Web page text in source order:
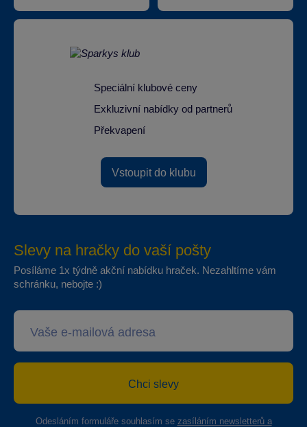
Speciální klubové ceny
Exkluzivní nabídky od partnerů
Překvapení
Vstoupit do klubu
Slevy na hračky do vaší pošty
Posíláme 1x týdně akční nabídku hraček. Nezahltíme vám
schránku, nebojte :)
Chci slevy
Odesláním formuláře souhlasím se zasíláním newsletterů a